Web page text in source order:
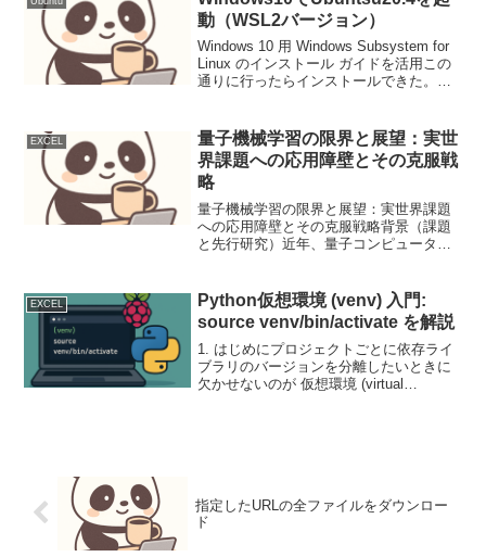
動（WSL2バージョン）
Windows 10 用 Windows Subsystem for
Linux のインストール ガイドを活用この
通りに行ったらインストールできた。
EXCEL
量子機械学習の限界と展望：実世
界課題への応用障壁とその克服戦
略
量子機械学習の限界と展望：実世界課題
への応用障壁とその克服戦略背景（課題
と先行研究）近年、量子コンピュータの
して注目されています。Shorのアルゴリ
ズムやGrover...
EXCEL
Python仮想環境 (venv) 入門:
source venv/bin/activate を解説
1. はじめにプロジェクトごとに依存ライ
ブラリのバージョンを分離したいときに
欠かせないのが 仮想環境 (virtual
指定したURLの全ファイルをダウンロー
ド